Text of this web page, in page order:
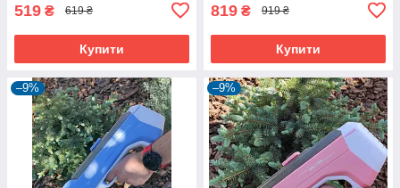
519 ₴ 619 ₴
Купити
819 ₴ 919 ₴
Купити
–9% –9%